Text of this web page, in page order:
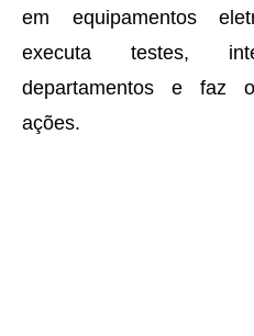
em equipamentos
executa testes,
departamentos e faz
ações.